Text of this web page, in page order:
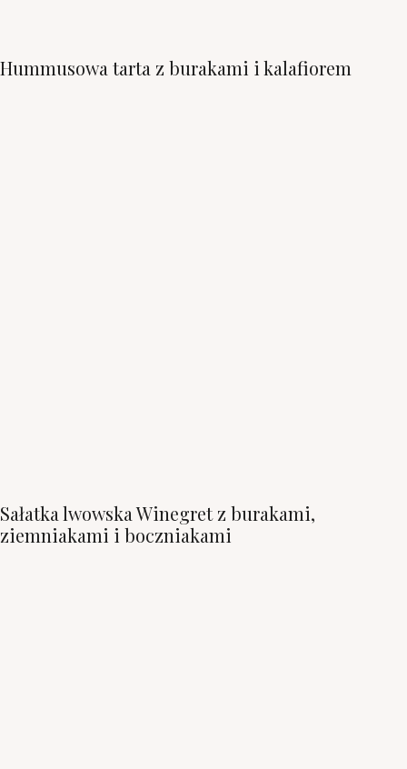
Hummusowa tarta z burakami i kalafiorem
Sałatka lwowska Winegret z burakami,
ziemniakami i boczniakami